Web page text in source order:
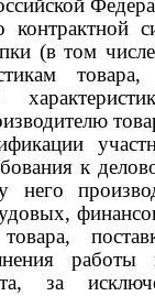
(в том
к
работы
за